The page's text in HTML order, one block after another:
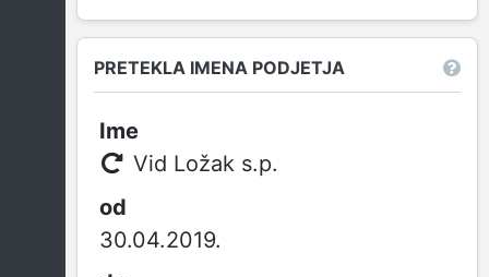
PRETEKLA IMENA PODJETJA
Vid Ložak s.p.
30.04.2019.